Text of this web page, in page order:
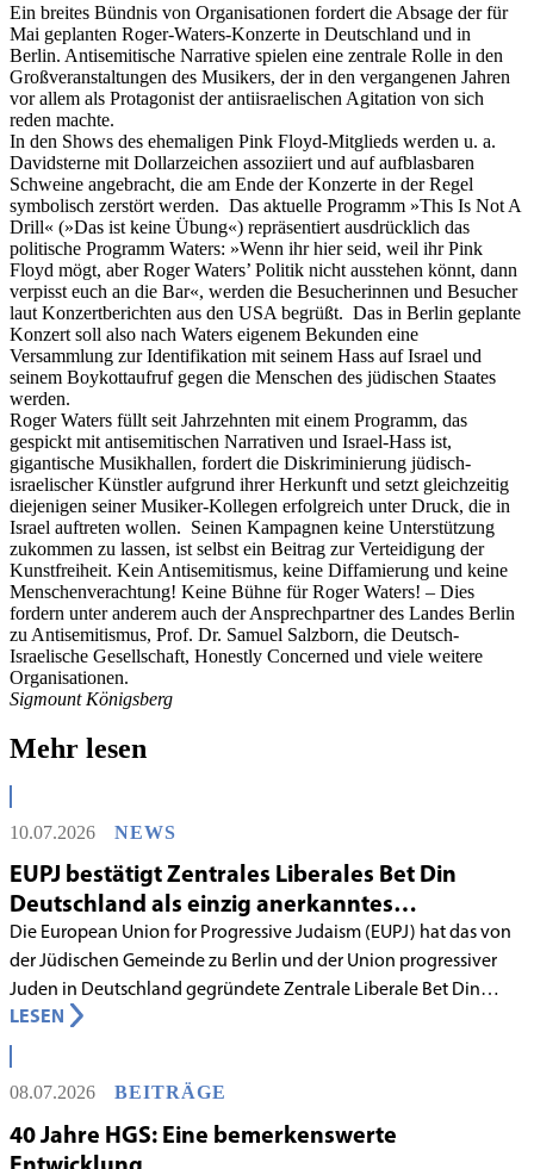
Ein breites Bündnis von Organisationen fordert die Absage der für
Mai geplanten Roger-Waters-Konzerte in Deutschland und in
Berlin. Antisemitische Narrative spielen eine zentrale Rolle in den
Großveranstaltungen des Musikers, der in den vergangenen Jahren
vor allem als Protagonist der antiisraelischen Agitation von sich
reden machte.
In den Shows des ehemaligen Pink Floyd-Mitglieds werden u. a.
Davidsterne mit Dollarzeichen assoziiert und auf aufblasbaren
Schweine angebracht, die am Ende der Konzerte in der Regel
symbolisch zerstört werden. Das aktuelle Programm »This Is Not A
Drill« (»Das ist keine Übung«) repräsentiert ausdrücklich das
politische Programm Waters: »Wenn ihr hier seid, weil ihr Pink
Floyd mögt, aber Roger Waters’ Politik nicht ausstehen könnt, dann
verpisst euch an die Bar«, werden die Besucherinnen und Besucher
laut Konzertberichten aus den USA begrüßt. Das in Berlin geplante
Konzert soll also nach Waters eigenem Bekunden eine
Versammlung zur Identifikation mit seinem Hass auf Israel und
seinem Boykottaufruf gegen die Menschen des jüdischen Staates
werden.
Roger Waters füllt seit Jahrzehnten mit einem Programm, das
gespickt mit antisemitischen Narrativen und Israel-Hass ist,
gigantische Musikhallen, fordert die Diskriminierung jüdisch-
israelischer Künstler aufgrund ihrer Herkunft und setzt gleichzeitig
diejenigen seiner Musiker-Kollegen erfolgreich unter Druck, die in
Israel auftreten wollen. Seinen Kampagnen keine Unterstützung
zukommen zu lassen, ist selbst ein Beitrag zur Verteidigung der
Kunstfreiheit. Kein Antisemitismus, keine Diffamierung und keine
Menschenverachtung! Keine Bühne für Roger Waters! – Dies
fordern unter anderem auch der Ansprechpartner des Landes Berlin
zu Antisemitismus, Prof. Dr. Samuel Salzborn, die Deutsch-
Israelische Gesellschaft, Honestly Concerned und viele weitere
Organisationen.
Sigmount Königsberg
Mehr lesen
10.07.2026 NEWS
EUPJ bestätigt Zentrales Liberales Bet Din
Deutschland als einzig anerkanntes
liberales Rabbinatsgericht
Die European Union for Progressive Judaism (EUPJ) hat das von
der Jüdischen Gemeinde zu Berlin und der Union progressiver
Juden in Deutschland gegründete Zentrale Liberale Bet Din
Deutschland mit Wirkung zum 1. Juni 2026 als anerkanntes
Rabbinatsgericht aufgenommen.
LESEN
08.07.2026 BEITRÄGE
40 Jahre HGS: Eine bemerkenswerte